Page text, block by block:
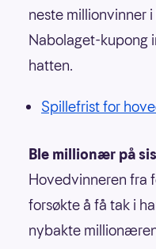
neste millionvinner
Nabolaget-kupong
hatten.
Spillefrist for
Ble millionær på
Hovedvinneren fra
forsøkte å få tak i
nybakte